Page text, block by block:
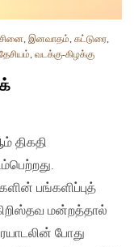
, இனவாதம், கட்டுரை,
, வடக்கு-கிழக்கு
திகதி
பங்களிப்புத்
மன்றத்தால்
போது